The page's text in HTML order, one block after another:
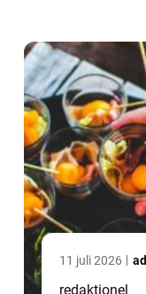
11 juli 2026
redaktionel